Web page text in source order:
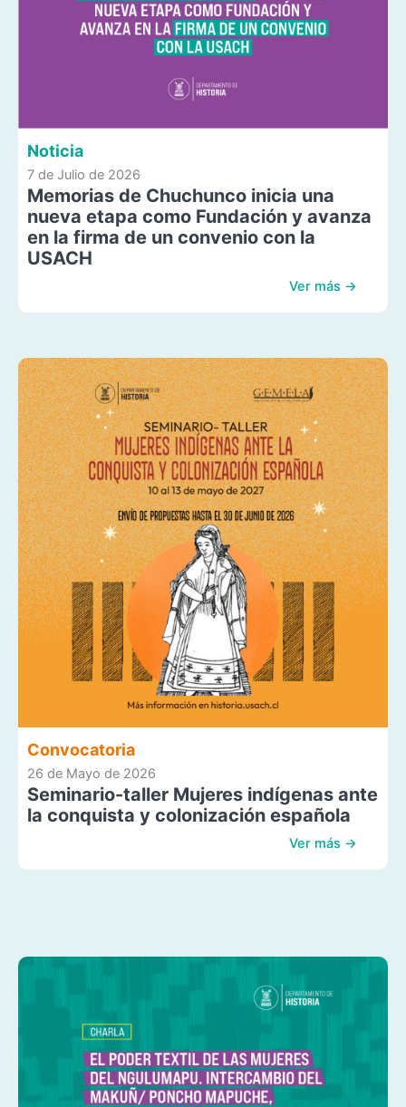
Noticia
7 de Julio de 2026
Memorias de Chuchunco inicia una
nueva etapa como Fundación y avanza
en la firma de un convenio con la
USACH
Ver más →
Convocatoria
26 de Mayo de 2026
Seminario-taller Mujeres indígenas ante
la conquista y colonización española
Ver más →